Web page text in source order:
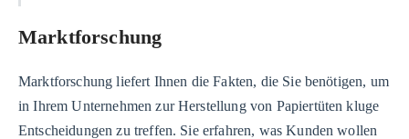
Marktforschung
Marktforschung liefert Ihnen die Fakten, die Sie benötigen, um
in Ihrem Unternehmen zur Herstellung von Papiertüten kluge
Entscheidungen zu treffen. Sie erfahren, was Kunden wollen